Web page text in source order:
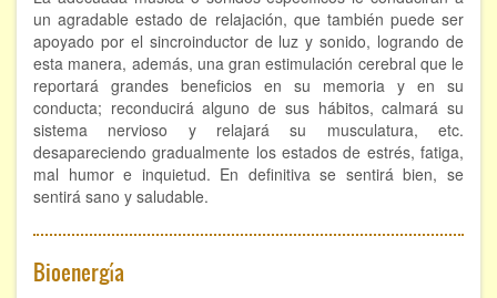
autoprotección
un agradable estado de relajación, que también puede ser
apoyado por el sincroinductor de luz y sonido, logrando de
esta manera, además, una gran estimulación cerebral que le
reportará grandes beneficios en su memoria y en su
conducta; reconducirá alguno de sus hábitos, calmará su
sistema nervioso y relajará su musculatura, etc.
desapareciendo gradualmente los estados de estrés, fatiga,
mal humor e inquietud. En definitiva se sentirá bien, se
sentirá sano y saludable.
Bioenergía